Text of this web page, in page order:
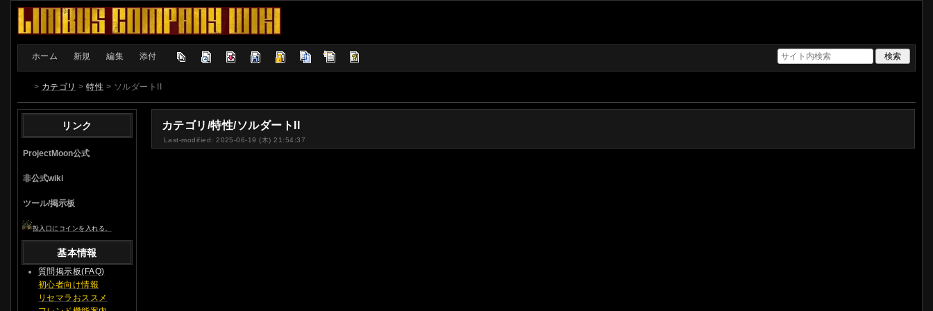
ホーム 新規 編集 添付
> カテゴリ >特性 > ソルダートII
カテゴリ/特性/ソルダートII
Last-modified: 2025-06-19 (木) 21:54:37
リンク
ProjectMoon公式
非公式wiki
ツール/掲示板
投入口にコインを入れる。
基本情報
質問掲示板(FAQ)
初心者向け情報
リセマラおススメ